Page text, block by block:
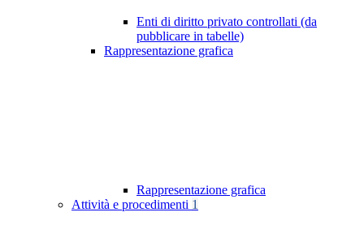
Enti di diritto privato controllati (da
pubblicare in tabelle)
Rappresentazione grafica
Rappresentazione grafica
Attività e procedimenti 1